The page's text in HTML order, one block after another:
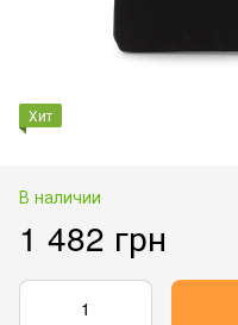
Хит
В наличии
1 482 грн